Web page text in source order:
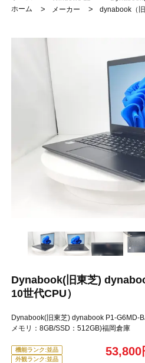
ホーム
> メーカー > dynabook（旧
Dynabook(旧東芝)
10世代CPU）
Dynabook(旧東芝) dynabook P1-G6MD-
メモリ：8GB/SSD：512GB)福岡倉庫
機能ランク:並品
外観ランク:並品
53,800